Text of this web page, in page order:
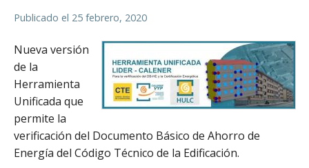
Publicado el 25 febrero, 2020
Nueva versión
de la
Herramienta
Unificada que
permite la
verificación del Documento Básico de Ahorro de
Energía del Código Técnico de la Edificación.